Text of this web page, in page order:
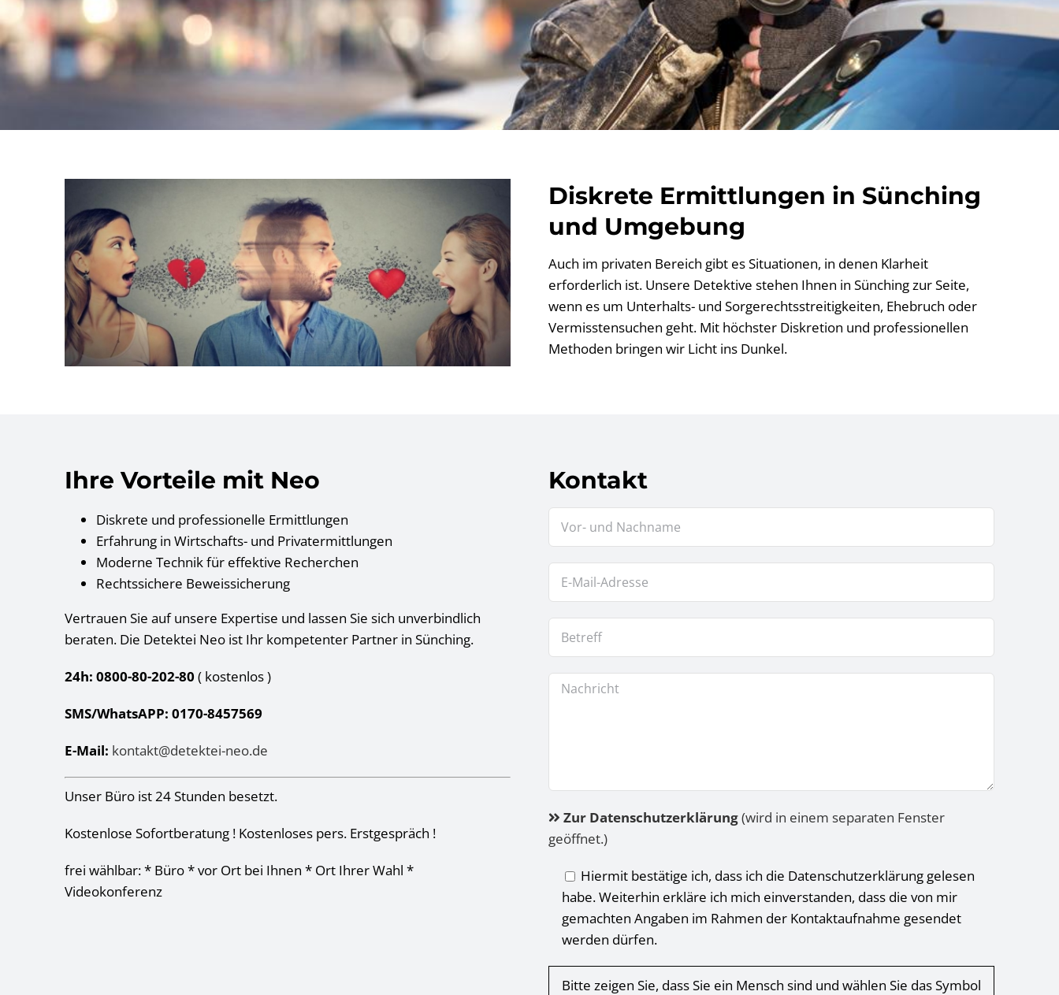
Diskrete Ermittlungen in Sünching
und Umgebung
Auch im privaten Bereich gibt es Situationen, in denen Klarheit
erforderlich ist. Unsere Detektive stehen Ihnen in Sünching zur Seite,
wenn es um Unterhalts- und Sorgerechtsstreitigkeiten, Ehebruch oder
Vermisstensuchen geht. Mit höchster Diskretion und professionellen
Methoden bringen wir Licht ins Dunkel.
Ihre Vorteile mit Neo
Diskrete und professionelle Ermittlungen
Erfahrung in Wirtschafts- und Privatermittlungen
Moderne Technik für effektive Recherchen
Rechtssichere Beweissicherung
Vertrauen Sie auf unsere Expertise und lassen Sie sich unverbindlich
beraten. Die Detektei Neo ist Ihr kompetenter Partner in Sünching.
24h: 0800-80-202-80 ( kostenlos)
SMS/WhatsAPP: 0170-8457569
E-Mail: kontakt@detektei-neo.de
Unser Büro ist 24 Stunden besetzt.
Kostenlose Sofortberatung ! Kostenloses pers. Erstgespräch !
frei wählbar: * Büro * vor Ort bei Ihnen * Ort Ihrer Wahl *
Videokonferenz
Kontakt
Zur Datenschutzerklärung(wird in einem separaten Fenster
geöffnet.)
Hiermit bestätige ich, dass ich die Datenschutzerklärung gelesen
habe. Weiterhin erkläre ich mich einverstanden, dass die von mir
gemachten Angaben im Rahmen der Kontaktaufnahme gesendet
werden dürfen.
Bitte zeigen Sie, dass Sie ein Mensch sind und wählen Sie das Symbol